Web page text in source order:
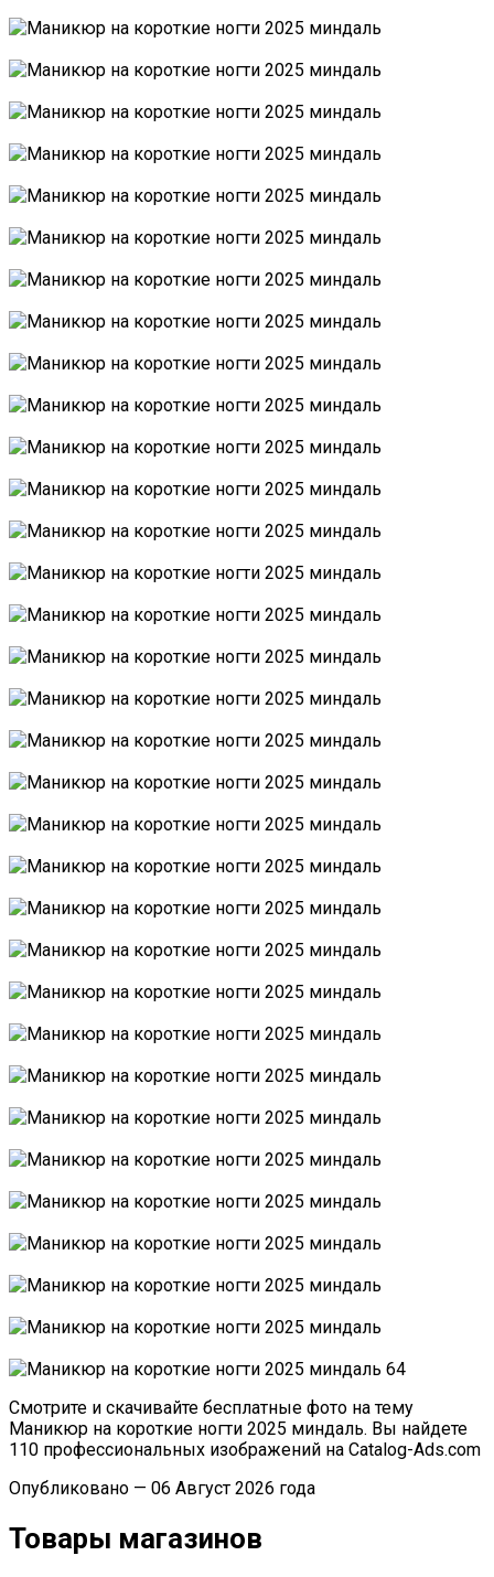
Смотрите и скачивайте бесплатные фото на тему
Маникюр на короткие ногти 2025 миндаль. Вы найдете
110 профессиональных изображений на Catalog-Ads.com
Опубликовано — 06 Август 2026 года
Товары магазинов